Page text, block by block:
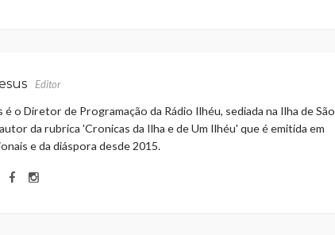
Editor
é o Diretor de Programação da Rádio Ilhéu, sediada na Ilha de São
da rubrica 'Cronicas da Ilha e de Um Ilhéu' que é emitida em
e da diáspora desde 2015.